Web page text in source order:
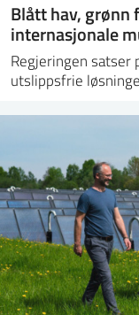
Blått hav, grønn
internasjonale
Regjeringen
utslippsfrie